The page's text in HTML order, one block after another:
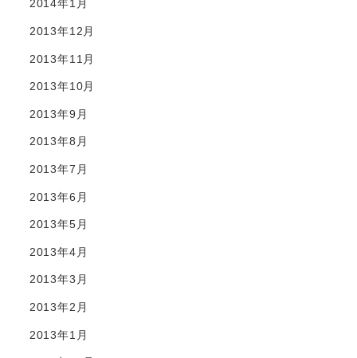
2014年1月
2013年12月
2013年11月
2013年10月
2013年9月
2013年8月
2013年7月
2013年6月
2013年5月
2013年4月
2013年3月
2013年2月
2013年1月